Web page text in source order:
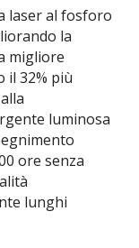
laser al fosforo
la
migliore
il 32% più
luminosa
ore senza
lunghi